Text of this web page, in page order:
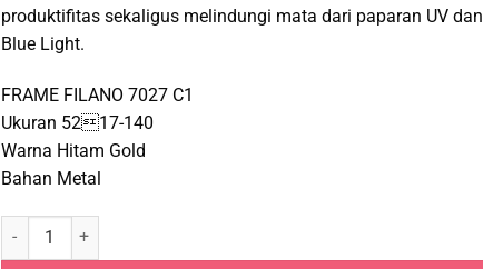
produktifitas sekaligus melindungi mata dari paparan UV dan
Blue Light.
FRAME FILANO 7027 C1
Ukuran 5217-140
Warna Hitam Gold
Bahan Metal
FILANO 7027 C1 quantity